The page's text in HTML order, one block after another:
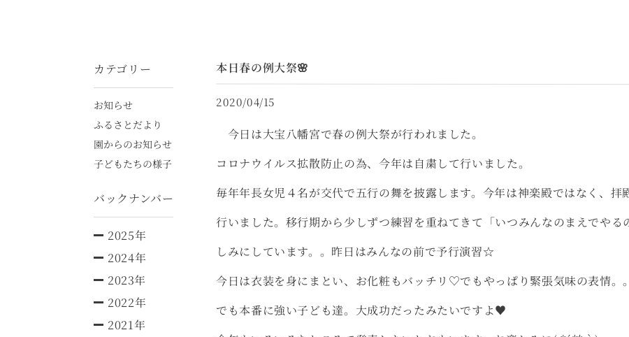
カテゴリー
お知らせ
ふるさとだより
園からのお知らせ
子どもたちの様子
バックナンバー
2025年
2024年
2023年
2022年
2021年
本日春の例大祭🌸
2020/04/15
今日は大宝八幡宮で春の例大祭が行われました。
コロナウイルス拡散防止の為、今年は自粛して行いました。
毎年年長女児４名が交代で五行の舞を披露します。今年は神楽殿ではなく、拝
行いました。移行期から少しずつ練習を重ねてきて「いつみんなのまえでやる
しみにしています。。昨日はみんなの前で予行演習☆
今日は衣装を身にまとい、お化粧もバッチリ♡でもやっぱり緊張気味の表情。
でも本番に強い子ども達。大成功だったみたいですよ♥